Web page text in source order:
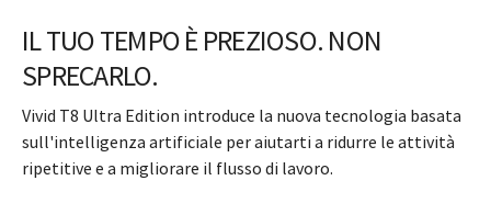
IL TUO TEMPO È PREZIOSO. NON
SPRECARLO.
Vivid T8 Ultra Edition introduce la nuova tecnologia basata
sull'intelligenza artificiale per aiutarti a ridurre le attività
ripetitive e a migliorare il flusso di lavoro.